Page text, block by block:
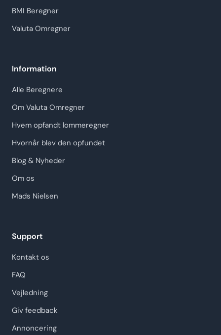
BMI Beregner
Valuta Omregner
Information
Alle Beregnere
Om Valuta Omregner
Hvem opfandt lommeregner
Hvornår blev den opfundet
Blog & Nyheder
Om os
Mads Nielsen
Support
Kontakt os
FAQ
Vejledning
Giv feedback
Annoncering